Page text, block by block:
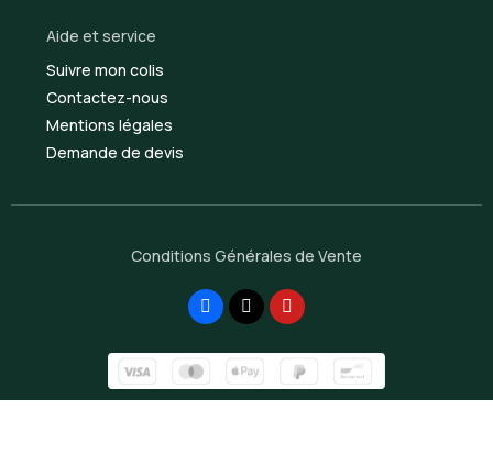
Aide et service
Suivre mon colis
Contactez-nous
Mentions légales
Demande de devis
Conditions Générales de Vente